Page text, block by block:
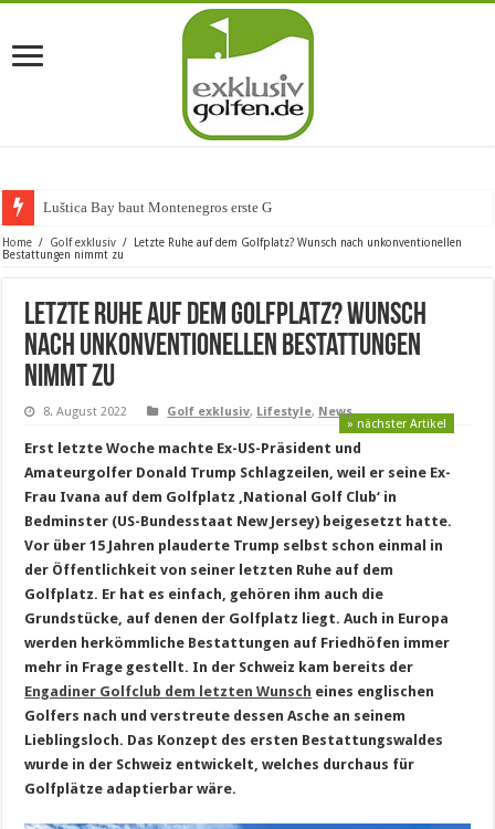
Luštica Bay baut Montenegros erste Golf-Communit
Home / Golf exklusiv /
Letzte Ruhe auf dem Golfplatz? Wunsch nach unkonventionellen
Bestattungen nimmt zu
Letzte Ruhe auf dem Golfplatz? Wunsch
nach unkonventionellen Bestattungen
nimmt zu
8. August 2022 Golf exklusiv, Lifestyle, News
» nächster Artikel
Erst letzte Woche machte Ex-US-Präsident und
Amateurgolfer Donald Trump Schlagzeilen, weil er seine Ex-
Frau Ivana auf dem Golfplatz ‚National Golf Club‘ in
Bedminster (US-Bundesstaat New Jersey) beigesetzt hatte.
Vor über 15 Jahren plauderte Trump selbst schon einmal in
der Öffentlichkeit von seiner letzten Ruhe auf dem
Golfplatz. Er hat es einfach, gehören ihm auch die
Grundstücke, auf denen der Golfplatz liegt. Auch in Europa
werden herkömmliche Bestattungen auf Friedhöfen immer
mehr in Frage gestellt. In der Schweiz kam bereits der
Engadiner Golfclub dem letzten Wunsch eines englischen
Golfers nach und verstreute dessen Asche an seinem
Lieblingsloch. Das Konzept des ersten Bestattungswaldes
wurde in der Schweiz entwickelt, welches durchaus für
Golfplätze adaptierbar wäre.